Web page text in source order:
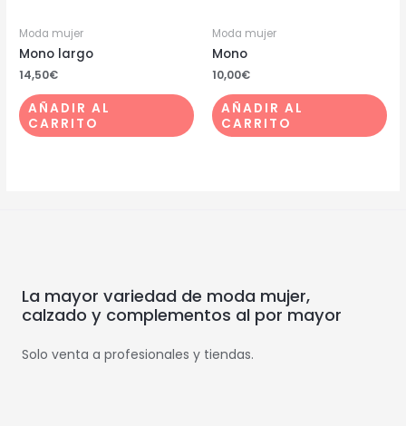
Moda mujer
Mono largo
14,50€
AÑADIR AL
CARRITO
Moda mujer
Mono
10,00€
AÑADIR AL
CARRITO
La mayor variedad de moda mujer,
calzado y complementos al por mayor
Solo venta a profesionales y tiendas.